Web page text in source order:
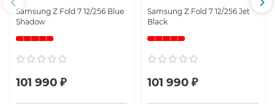
Samsung Z Fold 7 12/256 Blue
Shadow
101 990 ₽
Samsung Z Fold 7 12/256 Jet
Black
101 990 ₽